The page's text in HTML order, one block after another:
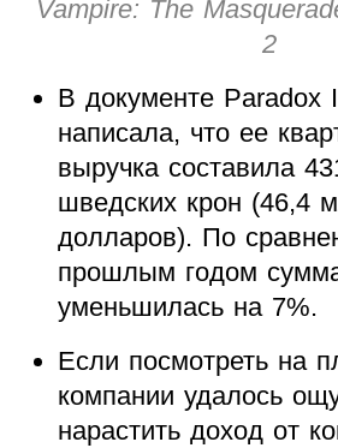
Vampire: The
2
В документе Paradox
написала, что ее
выручка составила
шведских крон (46,4
долларов). По
прошлым годом
уменьшилась на 7%.
Если посмотреть на
компании удалось
нарастить доход от